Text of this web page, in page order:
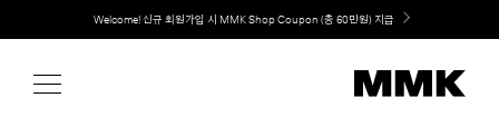
content
Welcome! 신규 회원가입 시 MMK Shop Coupon (총 60만원) 지급
취향대로 완성하는 커스텀 아일랜드 키친, MMK The Island 출시